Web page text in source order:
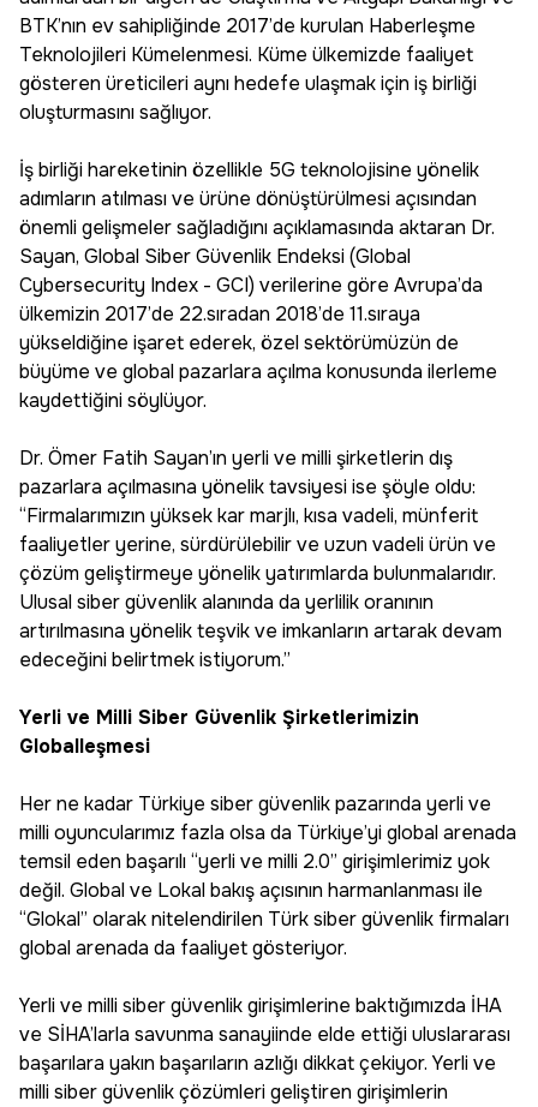
BTK’nın ev sahipliğinde 2017’de kurulan Haberleşme
Teknolojileri Kümelenmesi. Küme ülkemizde faaliyet
gösteren üreticileri aynı hedefe ulaşmak için iş birliği
oluşturmasını sağlıyor.
İş birliği hareketinin özellikle 5G teknolojisine yönelik
adımların atılması ve ürüne dönüştürülmesi açısından
önemli gelişmeler sağladığını açıklamasında aktaran Dr.
Sayan, Global Siber Güvenlik Endeksi (Global
Cybersecurity Index - GCI) verilerine göre Avrupa’da
ülkemizin 2017’de 22.sıradan 2018’de 11.sıraya
yükseldiğine işaret ederek, özel sektörümüzün de
büyüme ve global pazarlara açılma konusunda ilerleme
kaydettiğini söylüyor.
Dr. Ömer Fatih Sayan’ın yerli ve milli şirketlerin dış
pazarlara açılmasına yönelik tavsiyesi ise şöyle oldu:
“Firmalarımızın yüksek kar marjlı, kısa vadeli, münferit
faaliyetler yerine, sürdürülebilir ve uzun vadeli ürün ve
çözüm geliştirmeye yönelik yatırımlarda bulunmalarıdır.
Ulusal siber güvenlik alanında da yerlilik oranının
artırılmasına yönelik teşvik ve imkanların artarak devam
edeceğini belirtmek istiyorum.”
Yerli ve Milli Siber Güvenlik Şirketlerimizin
Globalleşmesi
Her ne kadar Türkiye siber güvenlik pazarında yerli ve
milli oyuncularımız fazla olsa da Türkiye’yi global arenada
temsil eden başarılı “yerli ve milli 2.0” girişimlerimiz yok
değil. Global ve Lokal bakış açısının harmanlanması ile
“Glokal” olarak nitelendirilen Türk siber güvenlik firmaları
global arenada da faaliyet gösteriyor.
Yerli ve milli siber güvenlik girişimlerine baktığımızda İHA
ve SİHA’larla savunma sanayiinde elde ettiği uluslararası
başarılara yakın başarıların azlığı dikkat çekiyor. Yerli ve
milli siber güvenlik çözümleri geliştiren girişimlerin